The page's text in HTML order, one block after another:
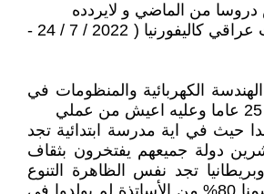
د. لبيب سلطان باحث عراقي كاليفورنيا ( 2022 / 7 / 24 -
الكهربائية والمنظومات في
حيث في اية مدرسة ابتدائية تجد
دولة جميعهم يفتخرون بثقاف
تجد نفس الظاهرة التنوع